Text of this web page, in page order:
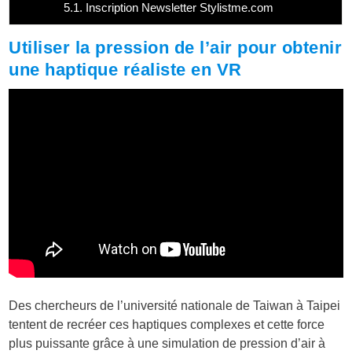
5.1. Inscription Newsletter Stylistme.com
Utiliser la pression de l’air pour obtenir
une haptique réaliste en VR
Des chercheurs de l’université nationale de Taiwan à Taipei
tentent de recréer ces haptiques complexes et cette force
plus puissante grâce à une simulation de pression d’air à